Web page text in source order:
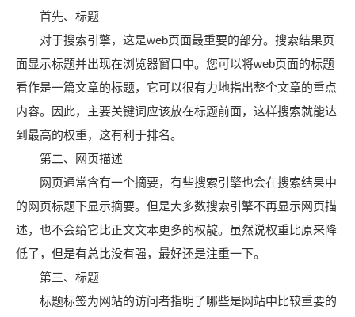
首先、标题
对于搜索引擎，这是web页面最重要的部分。搜索结果页
面显示标题并出现在浏览器窗口中。您可以将web页面的标题
看作是一篇文章的标题，它可以很有力地指出整个文章的重点
内容。因此，主要关键词应该放在标题前面，这样搜索就能达
到最高的权重，这有利于排名。
第二、网页描述
网页通常含有一个摘要，有些搜索引擎也会在搜索结果中
的网页标题下显示摘要。但是大多数搜索引擎不再显示网页描
述，也不会给它比正文文本更多的权靛。虽然说权重比原来降
低了，但是有总比没有强，最好还是注重一下。
第三、标题
标题标签为网站的访问者指明了哪些是网站中比较重要的